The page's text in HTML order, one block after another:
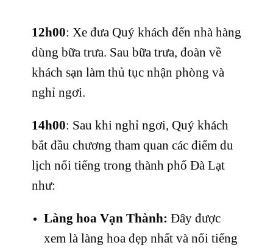
12h00: Xe đưa Quý khách đến nhà hàng
dùng bữa trưa. Sau bữa trưa, đoàn về
khách sạn làm thủ tục nhận phòng và
nghỉ ngơi.
14h00: Sau khi nghỉ ngơi, Quý khách
bắt đầu chương tham quan các điểm du
lịch nổi tiếng trong thành phố Đà Lạt
như:
Làng hoa Vạn Thành: Đây được
xem là làng hoa đẹp nhất và nổi tiếng